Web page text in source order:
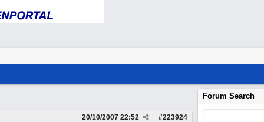
#223924
20/10/2007 22:52
Forum Search